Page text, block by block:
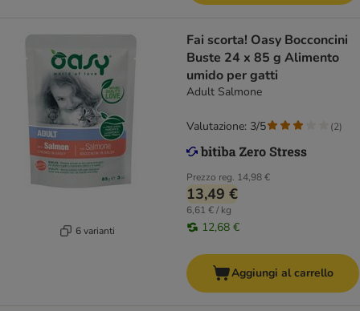
6 varianti
Fai scorta! Oasy Bocconcini
Buste 24 x 85 g Alimento
umido per gatti
Adult Salmone
Prezzo reg. 14,98 €
13,49 €
6,61 € / kg
12,68 €
Valutazione: 3/5 (2)
Aggiungi al carrello